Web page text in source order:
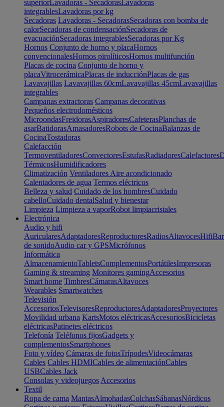
superiorLavadoras - SecadorasLavadoras
integrablesLavadoras por kg
Secadoras Lavadoras - SecadorasSecadoras con bomba de
calorSecadoras de condensaciónSecadoras de
evacuaciónSecadoras integrablesSecadoras por Kg
Hornos Conjunto de horno y placaHornos
convencionalesHornos pirolíticosHornos multifunción
Placas de cocina Conjunto de horno y
placaVitrocerámicaPlacas de inducciónPlacas de gas
Lavavajillas Lavavajillas 60cmLavavajillas 45cmLavavajillas
integrables
Campanas extractoras Campanas decorativas
Pequeños electrodomésticos
MicroondasFreidorasAspiradoresCafeterasPlanchas de
asarBatidorasAmasadoresRobots de CocinaBalanzas de
CocinaTostadoras
Calefacción
TermoventiladoresConvectoresEstufasRadiadoresCalefactores
TérmicosHumidificadores
Climatización Ventiladores Aire acondicionado
Calentadores de agua Termos eléctricos
Belleza y salud Cuidado de los hombresCuidado
cabelloCuidado dentalSalud y bienestar
Limpieza Limpieza a vaporRobot limpiacristales
Electrónica
Audio y hifi
AuricularesAdaptadoresReproductoresRadiosAltavocesHifi
de sonidoAudio car y GPSMicrófonos
Informática
AlmacenamientoTabletsComplementosPortátilesImpresoras
Gaming & streaming Monitores gamingAccesorios
Smart home TimbresCámarasAltavoces
Wearables Smartwatches
Televisión
AccesoriosTelevisoresReproductoresAdaptadoresProyectores
Movilidad urbana KartsMotos eléctricasAccesoriosBicicletas
eléctricasPatinetes eléctricos
Telefonía Teléfonos fijosGadgets y
complementosSmartphones
Foto y vídeo Cámaras de fotosTrípodesVideocámaras
Cables Cables HDMICables de alimentaciónCables
USBCables Jack
Consolas y videojuegos Accesorios
Textil
Ropa de cama MantasAlmohadasColchasSábanasNórdicos